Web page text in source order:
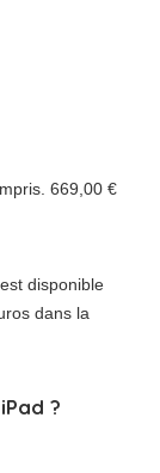
669,00 €
disponible
dans la
?